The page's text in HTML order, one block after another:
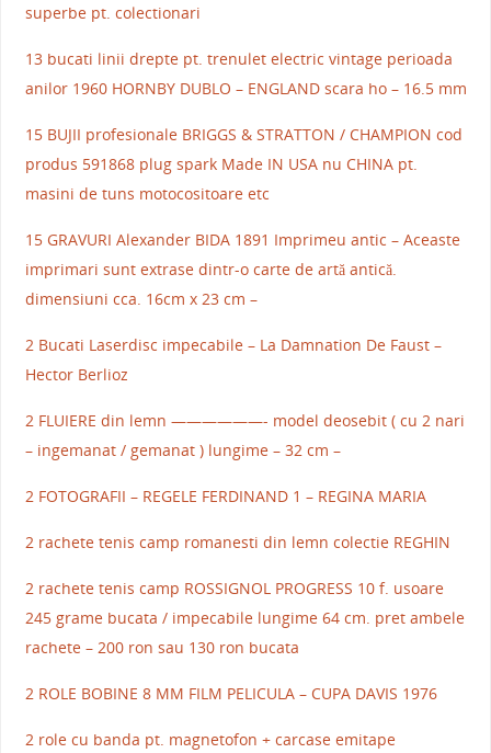
superbe pt. colectionari
13 bucati linii drepte pt. trenulet electric vintage perioada
anilor 1960 HORNBY DUBLO – ENGLAND scara ho – 16.5 mm
15 BUJII profesionale BRIGGS & STRATTON / CHAMPION cod
produs 591868 plug spark Made IN USA nu CHINA pt.
masini de tuns motocositoare etc
15 GRAVURI Alexander BIDA 1891 Imprimeu antic – Aceaste
imprimari sunt extrase dintr-o carte de artă antică.
dimensiuni cca. 16cm x 23 cm –
2 Bucati Laserdisc impecabile – La Damnation De Faust –
Hector Berlioz
2 FLUIERE din lemn ——————- model deosebit ( cu 2 nari
– ingemanat / gemanat ) lungime – 32 cm –
2 FOTOGRAFII – REGELE FERDINAND 1 – REGINA MARIA
2 rachete tenis camp romanesti din lemn colectie REGHIN
2 rachete tenis camp ROSSIGNOL PROGRESS 10 f. usoare
245 grame bucata / impecabile lungime 64 cm. pret ambele
rachete – 200 ron sau 130 ron bucata
2 ROLE BOBINE 8 MM FILM PELICULA – CUPA DAVIS 1976
2 role cu banda pt. magnetofon + carcase emitape